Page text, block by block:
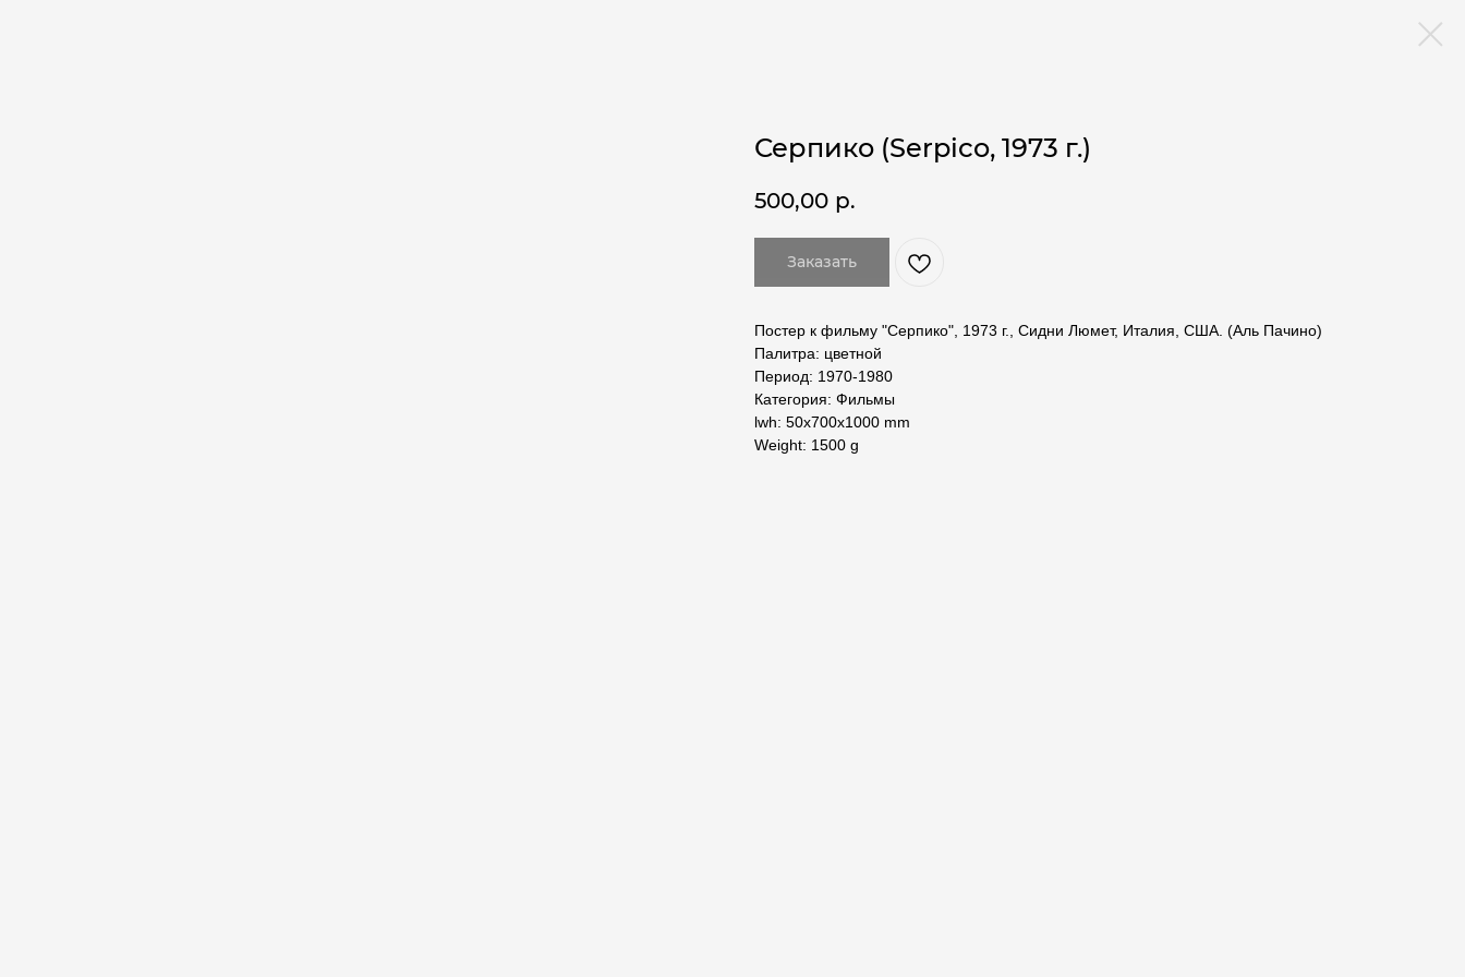
Серпико (Serpico, 1973 г.)
500,00 р.
Заказать
Постер к фильму "Серпико", 1973 г., Сидни Люмет, Италия, США. (Аль Пачино)
Палитра: цветной
Период: 1970-1980
Категория: Фильмы
lwh: 50x700x1000 mm
Weight: 1500 g